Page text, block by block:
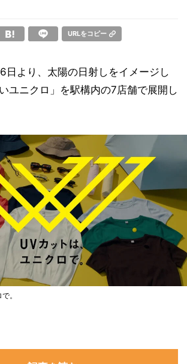
URLをコピー
日より、太陽の日射しをイメージし
ユニクロ」を駅構内の7店舗で展開し
。